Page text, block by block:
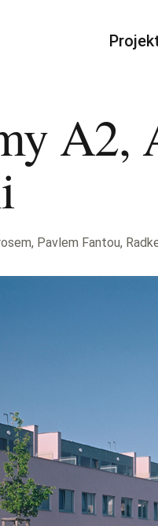
A2,
Pavlem Fantou,